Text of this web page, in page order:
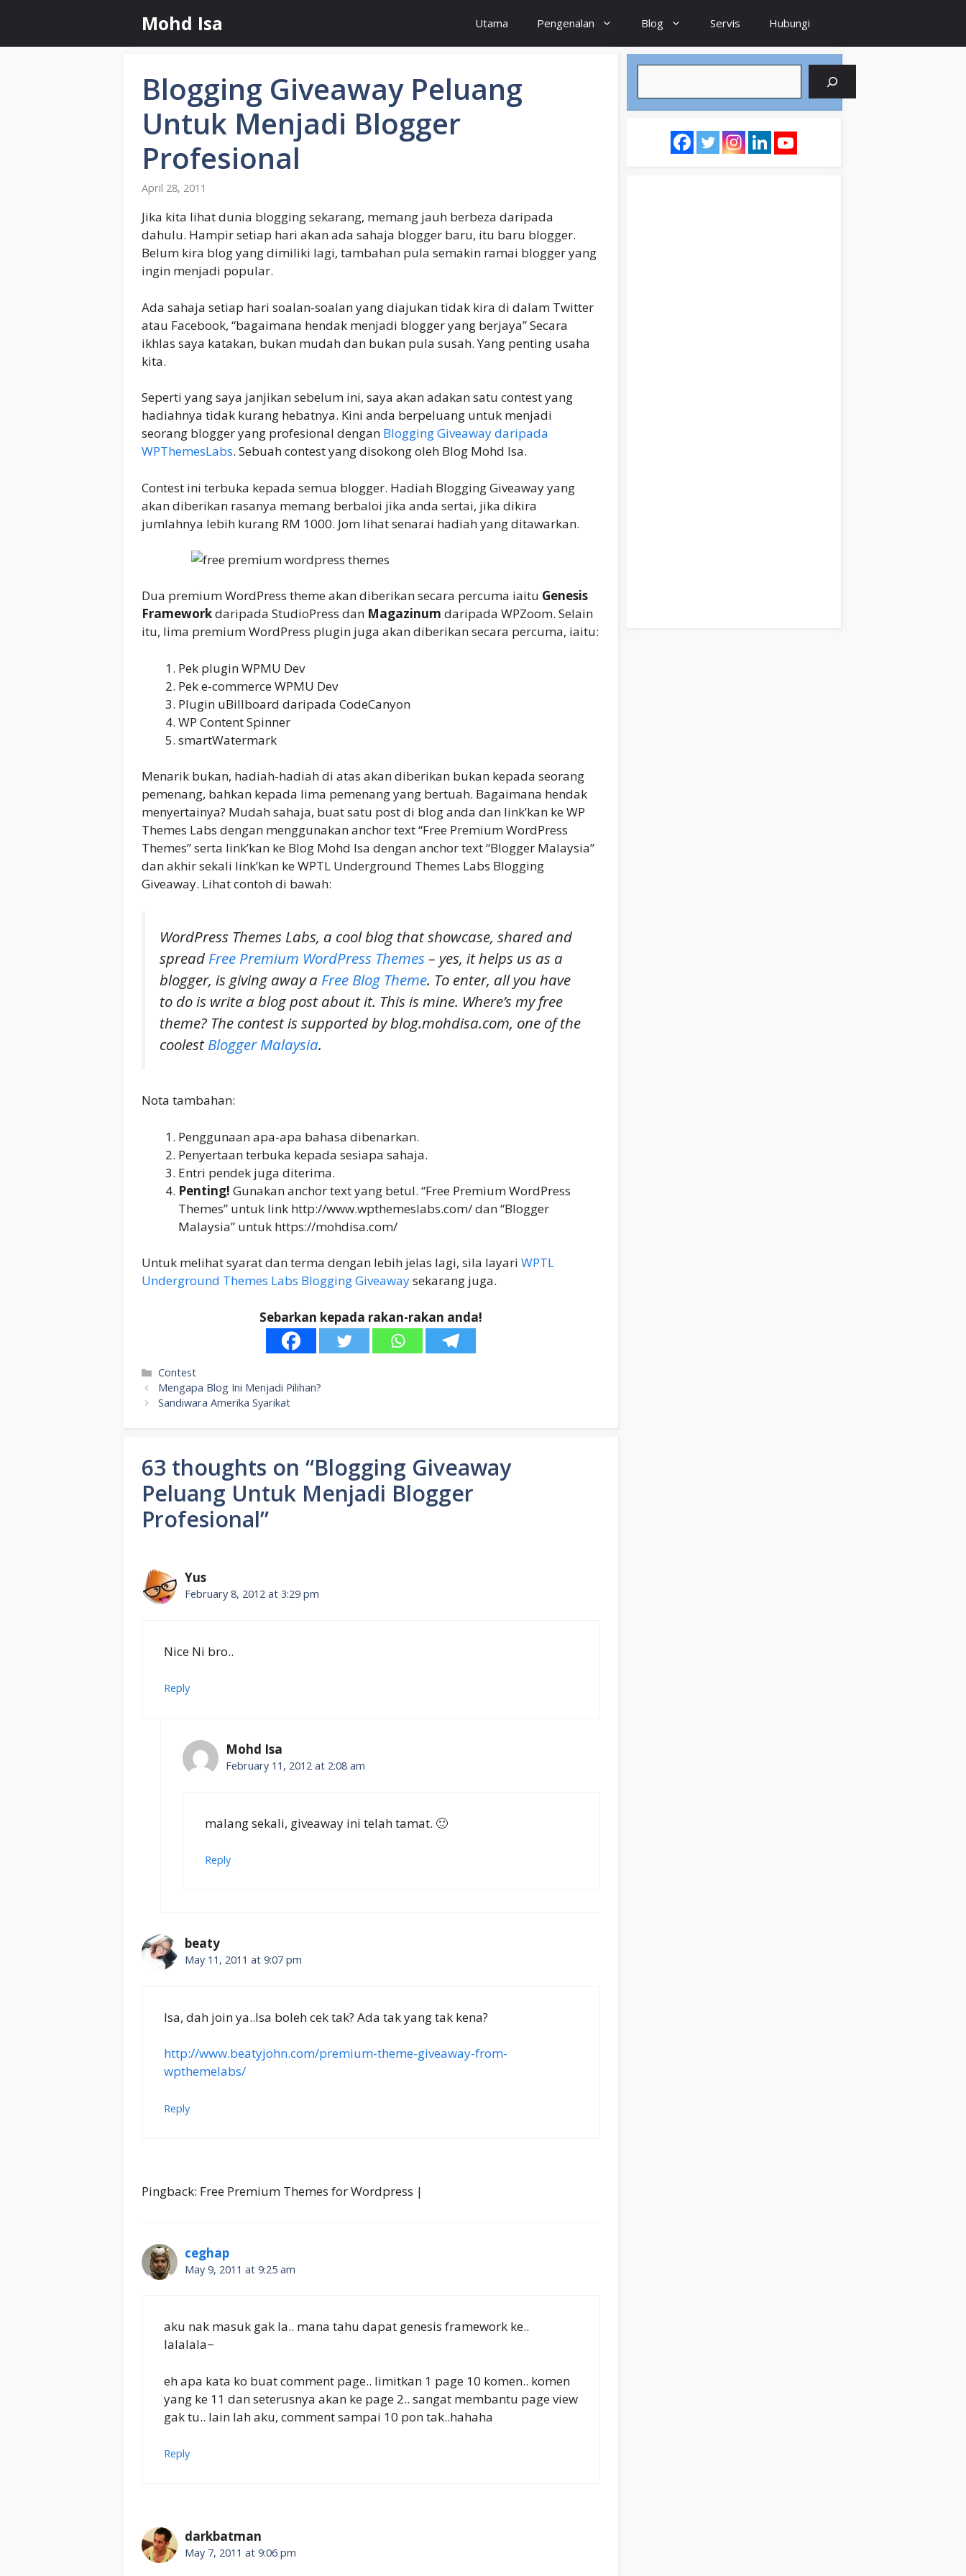
content
Mohd Isa Utama Pengenalan Blog Servis Hubungi
Blogging Giveaway Peluang
Untuk Menjadi Blogger
Profesional
April 28, 2011
Jika kita lihat dunia blogging sekarang, memang jauh berbeza daripada
dahulu. Hampir setiap hari akan ada sahaja blogger baru, itu baru blogger.
Belum kira blog yang dimiliki lagi, tambahan pula semakin ramai blogger yang
ingin menjadi popular.
Ada sahaja setiap hari soalan-soalan yang diajukan tidak kira di dalam Twitter
atau Facebook, “bagaimana hendak menjadi blogger yang berjaya” Secara
ikhlas saya katakan, bukan mudah dan bukan pula susah. Yang penting usaha
kita.
Seperti yang saya janjikan sebelum ini, saya akan adakan satu contest yang
hadiahnya tidak kurang hebatnya. Kini anda berpeluang untuk menjadi
seorang blogger yang profesional dengan Blogging Giveaway daripada
WPThemesLabs. Sebuah contest yang disokong oleh Blog Mohd Isa.
Contest ini terbuka kepada semua blogger. Hadiah Blogging Giveaway yang
akan diberikan rasanya memang berbaloi jika anda sertai, jika dikira
jumlahnya lebih kurang RM 1000. Jom lihat senarai hadiah yang ditawarkan.
Dua premium WordPress theme akan diberikan secara percuma iaitu Genesis
Frameworkdaripada StudioPress dan Magazinum daripada WPZoom. Selain
itu, lima premium WordPress plugin juga akan diberikan secara percuma, iaitu:
Pek plugin WPMU Dev
Pek e-commerce WPMU Dev
Plugin uBillboard daripada CodeCanyon
WP Content Spinner
smartWatermark
Menarik bukan, hadiah-hadiah di atas akan diberikan bukan kepada seorang
pemenang, bahkan kepada lima pemenang yang bertuah. Bagaimana hendak
menyertainya? Mudah sahaja, buat satu post di blog anda dan link’kan ke WP
Themes Labs dengan menggunakan anchor text “Free Premium WordPress
Themes” serta link’kan ke Blog Mohd Isa dengan anchor text “Blogger Malaysia”
dan akhir sekali link’kan ke WPTL Underground Themes Labs Blogging
Giveaway. Lihat contoh di bawah:
WordPress Themes Labs, a cool blog that showcase, shared and
spread Free Premium WordPress Themes– yes, it helps us as a
blogger, is giving away a Free Blog Theme. To enter, all you have
to do is write a blog post about it. This is mine. Where’s my free
theme? The contest is supported by blog.mohdisa.com, one of the
coolestBlogger Malaysia.
Nota tambahan:
Penggunaan apa-apa bahasa dibenarkan.
Penyertaan terbuka kepada sesiapa sahaja.
Entri pendek juga diterima.
Penting! Gunakan anchor text yang betul. “Free Premium WordPress
Themes” untuk link http://www.wpthemeslabs.com/ dan “Blogger
Malaysia” untuk https://mohdisa.com/
Untuk melihat syarat dan terma dengan lebih jelas lagi, sila layari WPTL
Underground Themes Labs Blogging Giveawaysekarang juga.
Sebarkan kepada rakan-rakan anda!
Categories
Contest
Mengapa Blog Ini Menjadi Pilihan?
Sandiwara Amerika Syarikat
63 thoughts on “Blogging Giveaway
Peluang Untuk Menjadi Blogger
Profesional”
Yus
February 8, 2012 at 3:29 pm
Nice Ni bro..
Reply
Mohd Isa
February 11, 2012 at 2:08 am
malang sekali, giveaway ini telah tamat. 🙂
Reply
beaty
May 11, 2011 at 9:07 pm
Isa, dah join ya..Isa boleh cek tak? Ada tak yang tak kena?
http://www.beatyjohn.com/premium-theme-giveaway-from-
wpthemelabs/
Reply
Pingback: Free Premium Themes for Wordpress |
ceghap
May 9, 2011 at 9:25 am
aku nak masuk gak la.. mana tahu dapat genesis framework ke..
lalalala~
eh apa kata ko buat comment page.. limitkan 1 page 10 komen.. komen
yang ke 11 dan seterusnya akan ke page 2.. sangat membantu page view
gak tu.. lain lah aku, comment sampai 10 pon tak..hahaha
Reply
darkbatman
May 7, 2011 at 9:06 pm